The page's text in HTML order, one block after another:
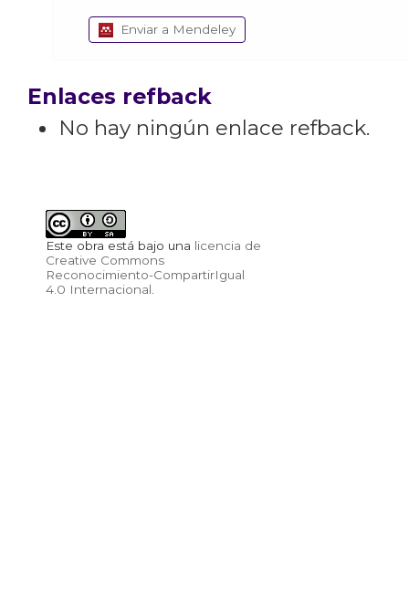
Enviar a Mendeley
Enlaces refback
No hay ningún enlace refback.
Este obra está bajo una licencia de
Creative Commons
Reconocimiento-CompartirIgual
4.0 Internacional